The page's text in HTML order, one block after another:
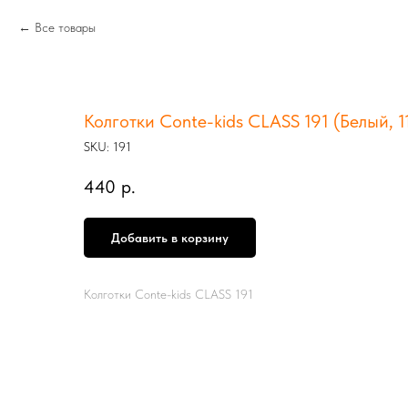
Все товары
Колготки Conte-kids CLASS 191 (Белый,
SKU: 191
440 р.
Добавить в корзину
Колготки Conte-kids CLASS 191